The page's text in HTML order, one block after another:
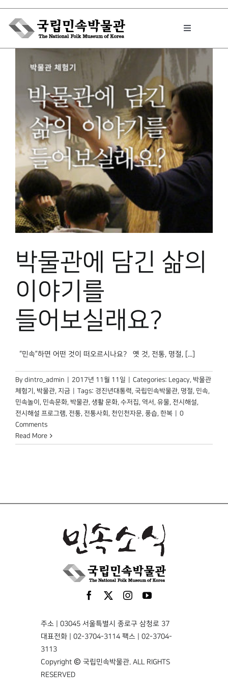
Skip
content
Toggle
박물관에서는
민속이야기
민속 인사이드
원문보기 PDF
박물관 홈페이지
박물관에 담긴 삶의
이야기를
들어보실래요?
“민속”하면 어떤 것이 떠오르시나요? 옛 것, 전통, 명절, [...]
By dintro_admin 2017년 11월 11일 Categories: Legacy, 박물관
체험기 , 박물관, 지금 Tags: 경진년대통력, 국립민속박물관, 명절, 민속,
민속놀이 , 민속문화, 박물관, 생활 문화, 수저집, 역서 , 유물, 전시해설,
전시해설 프로그램, 전통, 전통사회 , 천인천자문, 풍습, 한복
0
Comments
Read More
주소 | 03045 서울특별시 종로구 삼청로 37
대표전화 | 02-3704-3114 팩스 | 02-3704-
3113
Copyright © 국립민속박물관. ALL RIGHTS
RESERVED